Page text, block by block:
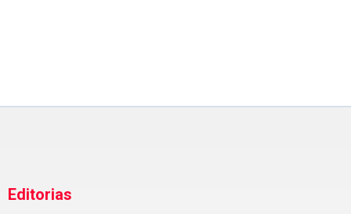
Editorias